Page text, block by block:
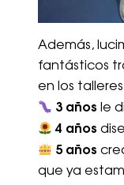
Además,
fantásticos
en los
3 años le
4 años
5 años
que ya